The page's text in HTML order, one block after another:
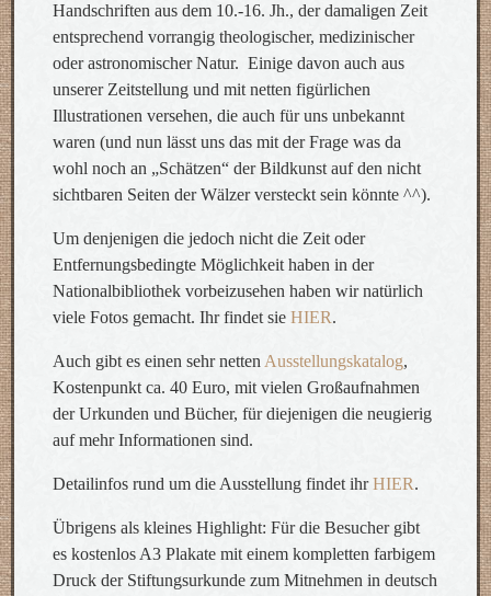
Handschriften aus dem 10.-16. Jh., der damaligen Zeit
entsprechend vorrangig theologischer, medizinischer
oder astronomischer Natur. Einige davon auch aus
unserer Zeitstellung und mit netten figürlichen
Illustrationen versehen, die auch für uns unbekannt
waren (und nun lässt uns das mit der Frage was da
wohl noch an „Schätzen“ der Bildkunst auf den nicht
sichtbaren Seiten der Wälzer versteckt sein könnte ^^).
Um denjenigen die jedoch nicht die Zeit oder
Entfernungsbedingte Möglichkeit haben in der
Nationalbibliothek vorbeizusehen haben wir natürlich
viele Fotos gemacht. Ihr findet sieHIER.
Auch gibt es einen sehr netten Ausstellungskatalog,
Kostenpunkt ca. 40 Euro, mit vielen Großaufnahmen
der Urkunden und Bücher, für diejenigen die neugierig
auf mehr Informationen sind.
Detailinfos rund um die Ausstellung findet ihrHIER.
Übrigens als kleines Highlight: Für die Besucher gibt
es kostenlos A3 Plakate mit einem kompletten farbigem
Druck der Stiftungsurkunde zum Mitnehmen in deutsch